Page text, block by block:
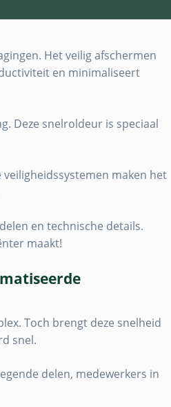
Het veilig afschermen
en minimaliseert
Deze snelroldeur is speciaal
maken het
en technische details.
maakt!
Toch brengt deze snelheid
snel.
delen, medewerkers in